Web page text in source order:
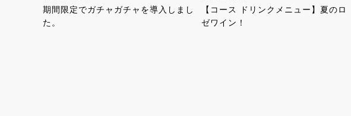
期間限定でガチャガチャを導入しまし
た。
【コース ドリンクメニュー】夏のロ
ゼワイン！